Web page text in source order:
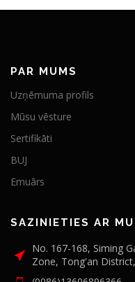
PAR MUMS
Uzņēmuma profils
Mūsu vēsture
Sertifikāti
BUJ
Emuārs
SAZINIETIES AR
No. 167-168, Siming
Zone, Tong'an